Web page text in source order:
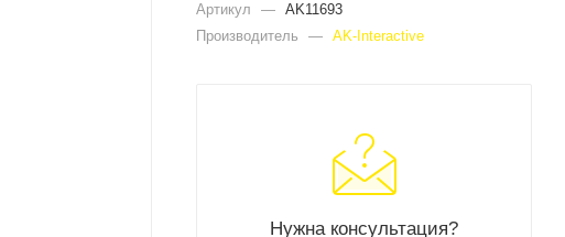
Артикул — AK11693
Производитель
— AK-Interactive
Нужна консультация?